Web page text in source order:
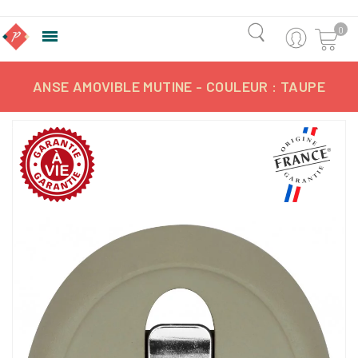
 0
ANSE AMOVIBLE MUTINE - COULEUR : TAUPE